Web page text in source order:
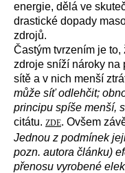
energie, dělá ve
drastické dopady
zdrojů.
Častým tvrzením je to,
zdroje sníží nároky na
sítě a v nich menší
může síť odlehčit;
principu spíše menší,
citátu. ZDE. Ovšem
Jednou z podmínek
pozn. autora článku)
přenosu vyrobené